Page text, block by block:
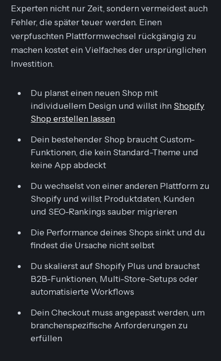
Experten nicht nur Zeit, sondern vermeidest auch
Fehler, die später teuer werden. Einen
verpfuschten Plattformwechsel rückgängig zu
machen kostet ein Vielfaches der ursprünglichen
Investition.
Du planst einen neuen Shop mit
individuellem Design und willst ihn Shopify
Shop erstellen lassen
Dein bestehender Shop braucht Custom-
Funktionen, die kein Standard-Theme und
keine App abdeckt
Du wechselst von einer anderen Plattform zu
Shopify und willst Produktdaten, Kunden
und SEO-Rankings sauber migrieren
Die Performance deines Shops sinkt und du
findest die Ursache nicht selbst
Du skalierst auf Shopify Plus und brauchst
B2B-Funktionen, Multi-Store-Setups oder
automatisierte Workflows
Dein Checkout muss angepasst werden, um
branchenspezifische Anforderungen zu
erfüllen